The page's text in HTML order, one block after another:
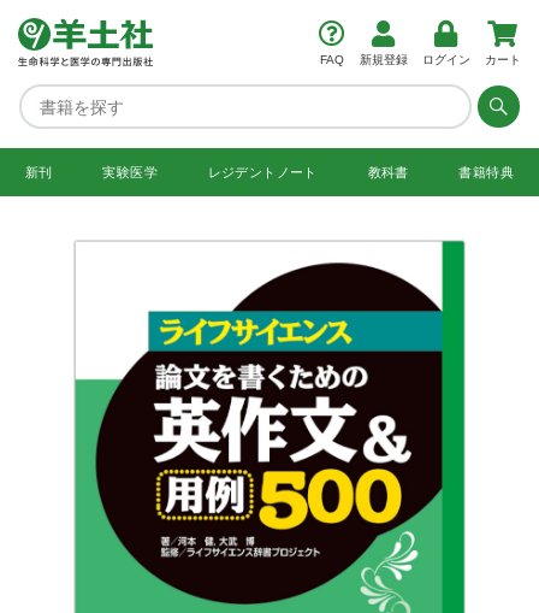
FAQ 新規登録 ログイン カート
新刊 実験医学 レジデント ノート 教科書 書籍特典